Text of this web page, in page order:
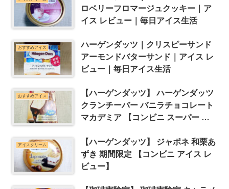
ロベリーフロマージュクッキー｜ア
イス レビュー｜毎日アイス生活
おすすめアイス
ハーゲンダッツ｜クリスピーサンド
アーモンドバターサンド｜アイス レ
ビュー｜毎日アイス生活
おすすめアイス
【ハーゲンダッツ】 ハーゲンダッツ
クランチーバー バニラチョコレート
マカデミア 【コンビニ スーパー ア
アイスクリーム
【ハーゲンダッツ】 ジャポネ 和栗あ
ずき 期間限定 【コンビニ アイス レ
ビュー】